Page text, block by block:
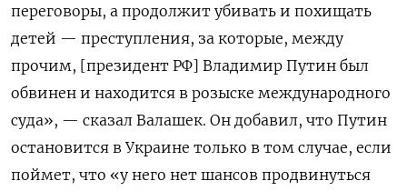
переговоры, а продолжит убивать и похищать
детей — преступления, за которые, между
прочим, [президент РФ] Владимир Путин был
обвинен и находится в розыске международного
суда», — сказал Валашек. Он добавил, что Путин
остановится в Украине только в том случае, если
поймет, что «у него нет шансов продвинуться